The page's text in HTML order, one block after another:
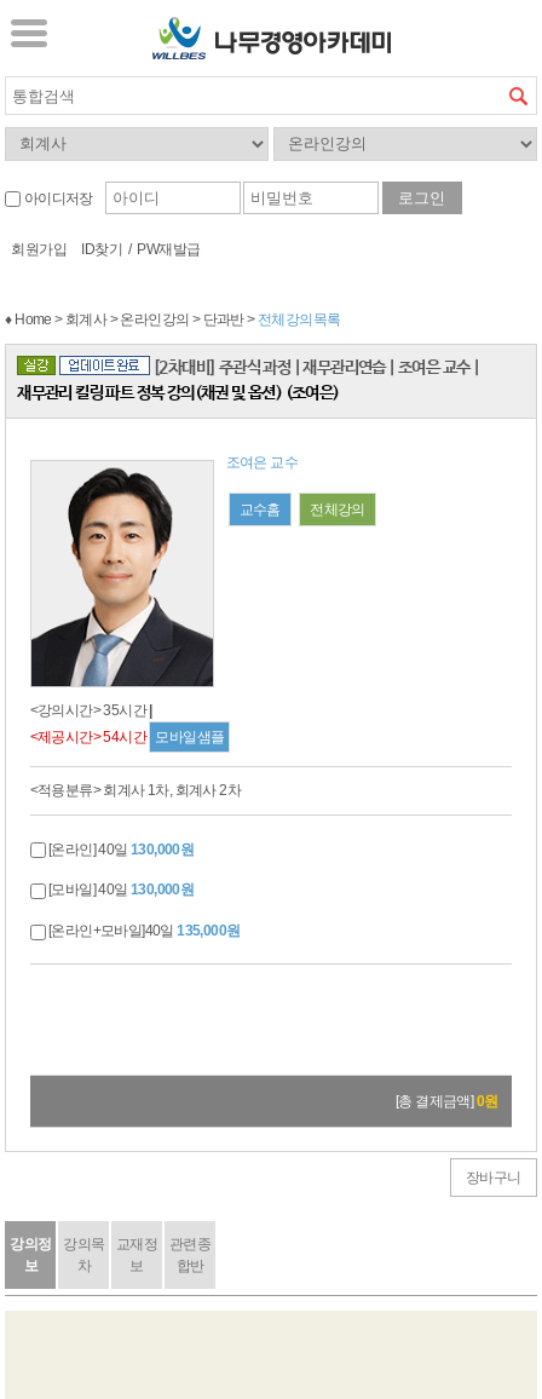
아이디저장
회원가입 ID찾기 / PW재발급
♦ Home > 회계사 > 온라인강의 > 단과반 > 전체강의목록
[2차대비] 주관식 과정 재무관리연습 조여은 교수
재무관리 킬링 파트 정복 강의(채권 및 옵션) (조여은)
조여은 교수
교수홈 전체강의
<강의시간> 35시간
<제공시간> 54시간 모바일샘플
<적용분류> 회계사 1차, 회계사 2차
[온라인] 40일130,000원
[모바일] 40일130,000원
[온라인+모바일]40일135,000원
[총 결제금액] 0원
장바구니
강의정
보
강의목
차
교재정
보
관련종
합반